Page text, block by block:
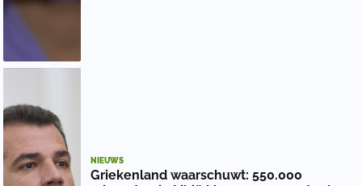
NIEUWS
Griekenland waarschuwt: 550.000